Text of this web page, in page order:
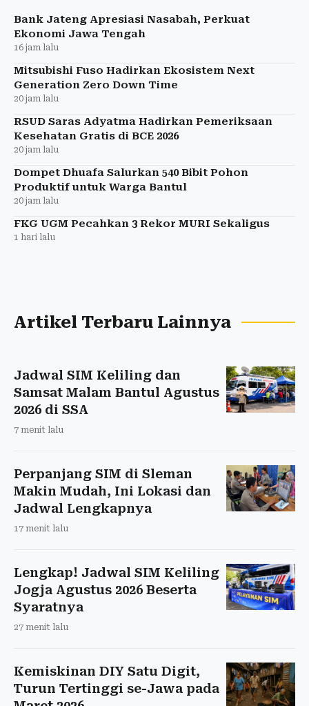
Bank Jateng Apresiasi Nasabah, Perkuat
Ekonomi Jawa Tengah
16 jam lalu
Mitsubishi Fuso Hadirkan Ekosistem Next
Generation Zero Down Time
20 jam lalu
RSUD Saras Adyatma Hadirkan Pemeriksaan
Kesehatan Gratis di BCE 2026
20 jam lalu
Dompet Dhuafa Salurkan 540 Bibit Pohon
Produktif untuk Warga Bantul
20 jam lalu
FKG UGM Pecahkan 3 Rekor MURI Sekaligus
1 hari lalu
Artikel Terbaru Lainnya
Jadwal SIM Keliling dan
Samsat Malam Bantul Agustus
2026 di SSA
7 menit lalu
Perpanjang SIM di Sleman
Makin Mudah, Ini Lokasi dan
Jadwal Lengkapnya
17 menit lalu
Lengkap! Jadwal SIM Keliling
Jogja Agustus 2026 Beserta
Syaratnya
27 menit lalu
Kemiskinan DIY Satu Digit,
Turun Tertinggi se-Jawa pada